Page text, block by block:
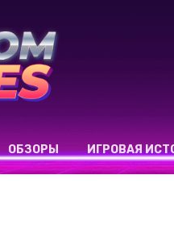
ОБЗОРЫ ИГРОВАЯ